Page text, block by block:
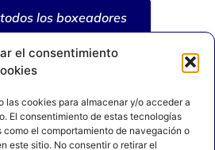
el consentimiento
las cookies para almacenar y/o acceder a
El consentimiento de estas tecnologías
como el comportamiento de navegación o
este sitio. No consentir o retirar el
los boxeadores